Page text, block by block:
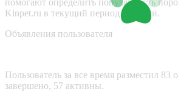
Kinpet.ru в текущий период времени.
Объявления пользователя
Пользователь за все время разместил 83
завершено, 57 активны.